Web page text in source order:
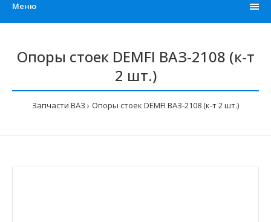
Меню
Опоры стоек DEMFI ВАЗ-2108 (к-т
2 шт.)
Запчасти ВАЗ Опоры стоек DEMFI ВАЗ-2108 (к-т 2 шт.)